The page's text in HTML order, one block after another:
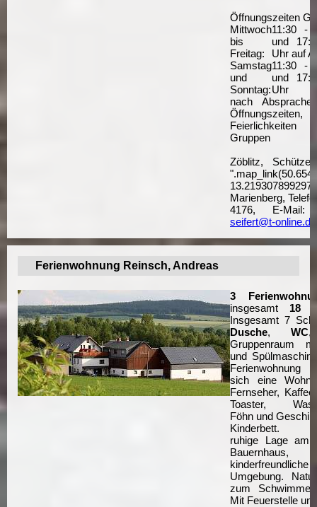
Öffnungszeiten
Mittwoch
bis
Freitag:
11:30 -
und
Uhr auf
Samstag
und
Sonntag:
11:30 -
und
Uhr
nach Absprache
Gruppen
Zöblitz,
Marienberg,
4176, E-
seifert@t-online.de
Ferienwohnung Reinsch, Andreas
3
insgesamt 18
Insgesamt 7
Dusche, WC,
Gruppenraum
und
Ferienwohnung
sich eine
Fernseher,
Toaster,
Föhn und
Kinderbett.
ruhige Lage am
Bauernhaus,
kinderfreundliche
Umgebung.
zum
Mit Feuerstelle